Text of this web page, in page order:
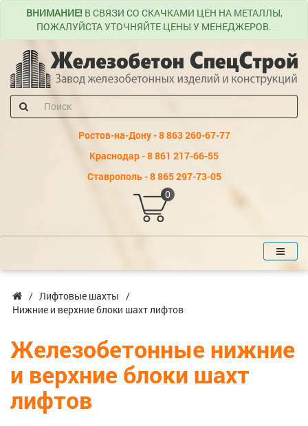
ВНИМАНИЕ! В СВЯЗИ СО СКАЧКАМИ ЦЕН НА МЕТАЛЛЫ,
ПОЖАЛУЙСТА УТОЧНЯЙТЕ ЦЕНЫ У МЕНЕДЖЕРОВ.
Ростов-на-Дону - 8 863 260-67-77
Краснодар - 8 861 217-66-55
Ставрополь - 8 865 297-73-05
0
Лифтовые шахты
Нижние и верхние блоки шахт лифтов
Железобетонные нижние
и верхние блоки шахт
лифтов